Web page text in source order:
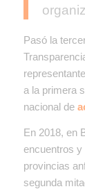
Pasó la
a la primera
nacional de
En 2018, en
encuentros y
provincias
segunda